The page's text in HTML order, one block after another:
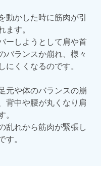
動かした時に筋肉が引
ます。
ーしようとして肩や首
バランスか崩れ、様々
にくくなるのです。
元や体のバランスの崩
背中や腰が丸くなり肩
。
乱れから筋肉が緊張し
す。